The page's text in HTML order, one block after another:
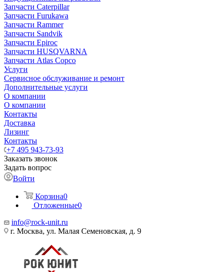
Запчасти Caterpillar
Запчасти Furukawa
Запчасти Rammer
Запчасти Sandvik
Запчасти Epiroc
Запчасти HUSQVARNA
Запчасти Atlas Copco
Услуги
Сервисное обслуживание и ремонт
Дополнительные услуги
О компании
О компании
Контакты
Доставка
Лизинг
Контакты
+7 495 943-73-93
Заказать звонок
Задать вопрос
Войти
Корзина0
Отложенные0
info@rock-unit.ru
г. Москва, ул. Малая Семеновская, д. 9